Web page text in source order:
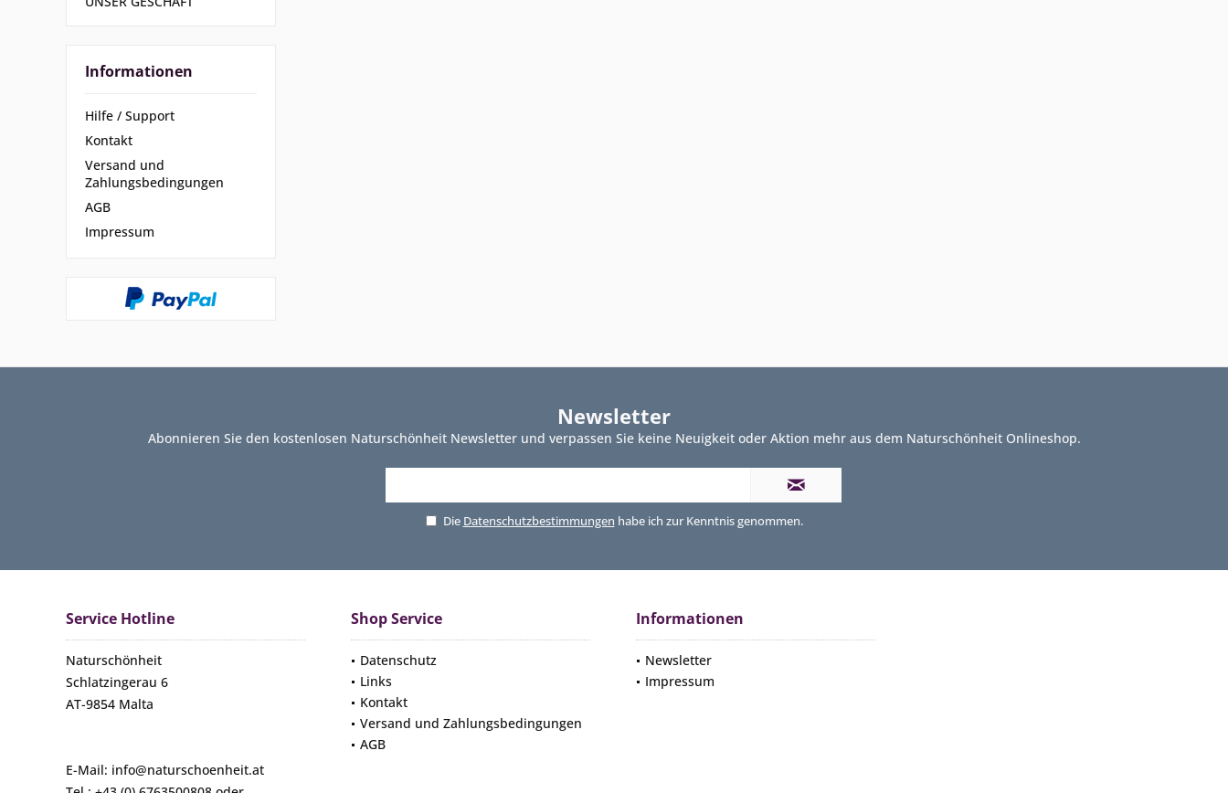
Informationen
Hilfe / Support
Kontakt
Versand und
Zahlungsbedingungen
AGB
Impressum
Newsletter
Abonnieren Sie den kostenlosen Naturschönheit Newsletter und verpassen Sie keine Neuigkeit oder Aktion mehr aus dem Naturschönheit Onlineshop.
Die Datenschutzbestimmungen habe ich zur Kenntnis genommen.
Service Hotline
Naturschönheit
Schlatzingerau 6
AT-9854 Malta
E-Mail: info@naturschoenheit.at
Shop Service
Datenschutz
Links
Kontakt
Versand und Zahlungsbedingungen
AGB
Informationen
Newsletter
Impressum